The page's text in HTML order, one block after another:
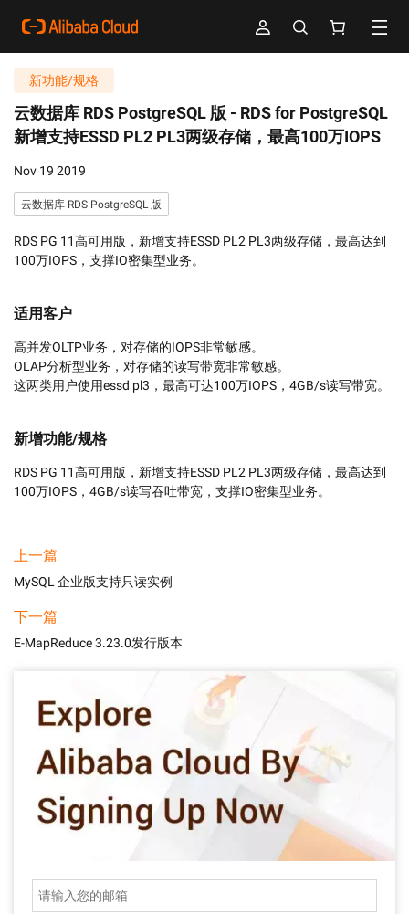
新功能/规格
云数据库 RDS PostgreSQL 版 - RDS for PostgreSQL
新增支持ESSD PL2 PL3两级存储，最高100万IOPS
Nov 19 2019
云数据库 RDS PostgreSQL 版
RDS PG 11高可用版，新增支持ESSD PL2 PL3两级存储，最高达到
100万IOPS，支撑IO密集型业务。
适用客户
高并发OLTP业务，对存储的IOPS非常敏感。
OLAP分析型业务，对存储的读写带宽非常敏感。
这两类用户使用essd pl3，最高可达100万IOPS，4GB/s读写带宽。
新增功能/规格
RDS PG 11高可用版，新增支持ESSD PL2 PL3两级存储，最高达到
100万IOPS，4GB/s读写吞吐带宽，支撑IO密集型业务。
上一篇
MySQL 企业版支持只读实例
下一篇
E-MapReduce 3.23.0发行版本